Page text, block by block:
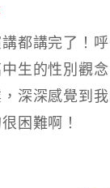
都講完了！
生的性別觀
深深感覺到
困難啊！